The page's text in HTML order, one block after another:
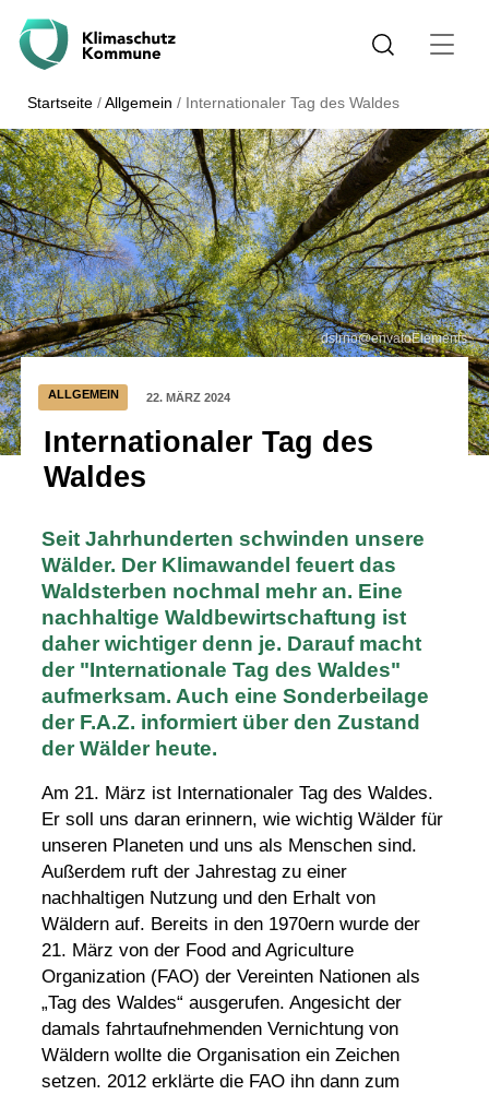
Startseite /Allgemein / Internationaler Tag des Waldes
dslrno@envatoElements
ALLGEMEIN 22. MÄRZ 2024
Internationaler Tag des
Waldes
Seit Jahrhunderten schwinden unsere
Wälder. Der Klimawandel feuert das
Waldsterben nochmal mehr an. Eine
nachhaltige Waldbewirtschaftung ist
daher wichtiger denn je. Darauf macht
der "Internationale Tag des Waldes"
aufmerksam. Auch eine Sonderbeilage
der F.A.Z. informiert über den Zustand
der Wälder heute.
Am 21. März ist Internationaler Tag des Waldes.
Er soll uns daran erinnern, wie wichtig Wälder für
unseren Planeten und uns als Menschen sind.
Außerdem ruft der Jahrestag zu einer
nachhaltigen Nutzung und den Erhalt von
Wäldern auf. Bereits in den 1970ern wurde der
21. März von derFood and Agriculture
Organization (FAO) der Vereinten Nationen als
„Tag des Waldes“ ausgerufen. Angesicht der
damals fahrtaufnehmenden Vernichtung von
Wäldern wollte die Organisation ein Zeichen
setzen. 2012 erklärte die FAO ihn dann zum